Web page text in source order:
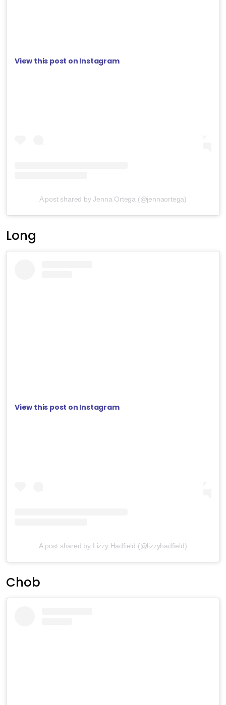
View this post on Instagram
A post shared by Jenna Ortega (@jennaortega)
Long
View this post on Instagram
A post shared by Lizzy Hadfield (@lizzyhadfield)
Chob